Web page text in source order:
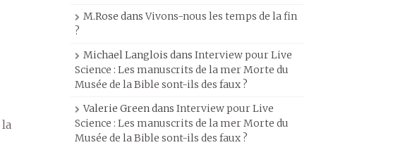
M.Rose dansVivons-nous les temps de la fin
?
Michael Langlois dans Interview pour Live
Science : Les manuscrits de la mer Morte du
Musée de la Bible sont-ils des faux ?
Valerie Greendans Interview pour Live
Science : Les manuscrits de la mer Morte du
Musée de la Bible sont-ils des faux ?